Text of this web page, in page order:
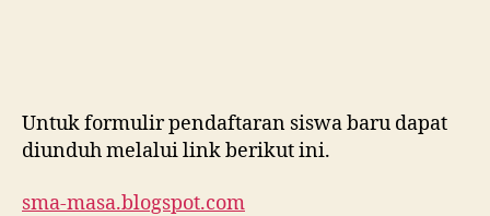
1
Metro
Untuk formulir pendaftaran siswa baru dapat
diunduh melalui link berikut ini.
sma-masa.blogspot.com